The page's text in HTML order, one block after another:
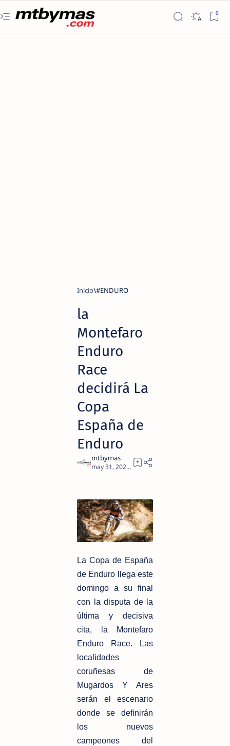
Inicio #ENDURO
la
Montefaro
Enduro
Race
decidirá La
Copa
España de
Enduro
1
La Copa de España
de Enduro llega este
domingo a su final
con la disputa de la
última y decisiva
cita, la Montefaro
Enduro Race. Las
localidades
coruñesas de
Mugardos Y Ares
serán el escenario
donde se definirán
los nuevos
campeones del